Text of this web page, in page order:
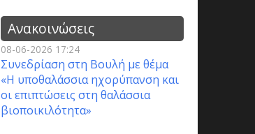
Ανακοινώσεις
08-06-2026 17:24
Συνεδρίαση στη Βουλή με θέμα
«Η υποθαλάσσια ηχορύπανση και
οι επιπτώσεις στη θαλάσσια
βιοποικιλότητα»